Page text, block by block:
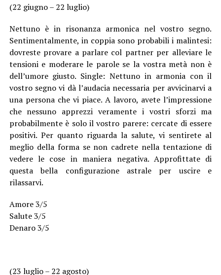
(22 giugno – 22 luglio)
Nettuno è in risonanza armonica nel vostro segno.
Sentimentalmente, in coppia sono probabili i malintesi:
dovreste provare a parlare col partner per alleviare le
tensioni e moderare le parole se la vostra metà non è
dell’umore giusto. Single: Nettuno in armonia con il
vostro segno vi dà l’audacia necessaria per avvicinarvi a
una persona che vi piace. A lavoro, avete l’impressione
che nessuno apprezzi veramente i vostri sforzi ma
probabilmente è solo il vostro parere: cercate di essere
positivi. Per quanto riguarda la salute, vi sentirete al
meglio della forma se non cadrete nella tentazione di
vedere le cose in maniera negativa. Approfittate di
questa bella configurazione astrale per uscire e
rilassarvi.
Amore 3/5
Salute 3/5
Denaro 3/5
(23 luglio – 22 agosto)